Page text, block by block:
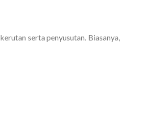
serta penyusutan. Biasanya,